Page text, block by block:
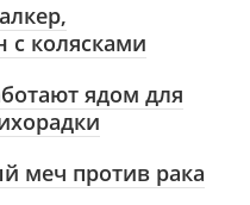
колясками
ядом для
меч против рака